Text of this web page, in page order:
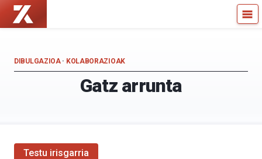
Zientzia
Kultura
Kultura
Gatz arrunta
DIBULGAZIOA· KOLABORAZIOAK
Testu irisgarria